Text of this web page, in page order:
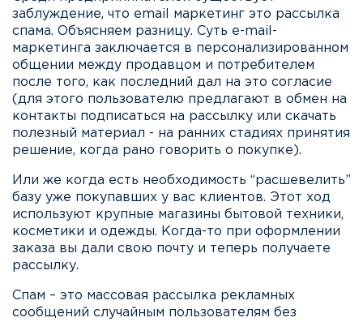
заблуждение, что email маркетинг это рассылка
спама. Объясняем разницу. Суть e-mail-
маркетинга заключается в персонализированном
общении между продавцом и потребителем
после того, как последний дал на это согласие
(для этого пользователю предлагают в обмен на
контакты подписаться на рассылку или скачать
полезный материал - на ранних стадиях принятия
решение, когда рано говорить о покупке).
Или же когда есть необходимость “расшевелить”
базу уже покупавших у вас клиентов. Этот ход
используют крупные магазины бытовой техники,
косметики и одежды. Когда-то при оформлении
заказа вы дали свою почту и теперь получаете
рассылку.
Спам – это массовая рассылка рекламных
сообщений случайным пользователям без